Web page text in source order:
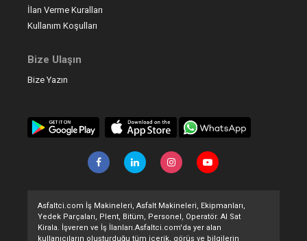
İlan Verme Kuralları
Kullanım Koşulları
Bize Ulaşın
Bize Yazın
Asfaltci.com İş Makineleri, Asfalt Makineleri, Ekipmanları,
Yedek Parçaları, Plent, Bitüm, Personel, Operatör. Al Sat
Kirala. İşveren ve İş İlanları.Asfaltci.com'da yer alan
kullanıcıların oluşturduğu tüm içerik, görüş ve bilgilerin